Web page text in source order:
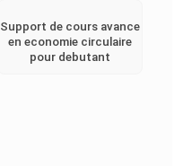
Support de cours avance
en economie circulaire
pour debutant